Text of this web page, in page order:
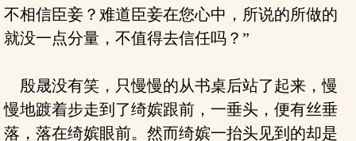
不相信臣妾？难道臣妾在您心中，所说的所做的
就没一点分量，不值得去信任吗？”
殷晟没有笑，只慢慢的从书桌后站了起来，慢
慢地踱着步走到了绮嫔跟前，一垂头，便有丝垂
落，落在绮嫔眼前。然而绮嫔一抬头见到的却是